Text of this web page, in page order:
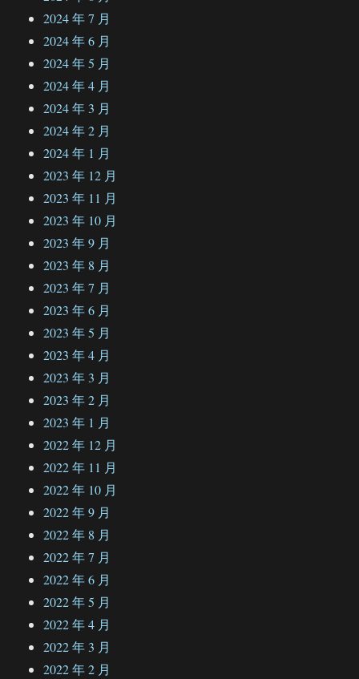
2024 年 7 月
2024 年 6 月
2024 年 5 月
2024 年 4 月
2024 年 3 月
2024 年 2 月
2024 年 1 月
2023 年 12 月
2023 年 11 月
2023 年 10 月
2023 年 9 月
2023 年 8 月
2023 年 7 月
2023 年 6 月
2023 年 5 月
2023 年 4 月
2023 年 3 月
2023 年 2 月
2023 年 1 月
2022 年 12 月
2022 年 11 月
2022 年 10 月
2022 年 9 月
2022 年 8 月
2022 年 7 月
2022 年 6 月
2022 年 5 月
2022 年 4 月
2022 年 3 月
2022 年 2 月